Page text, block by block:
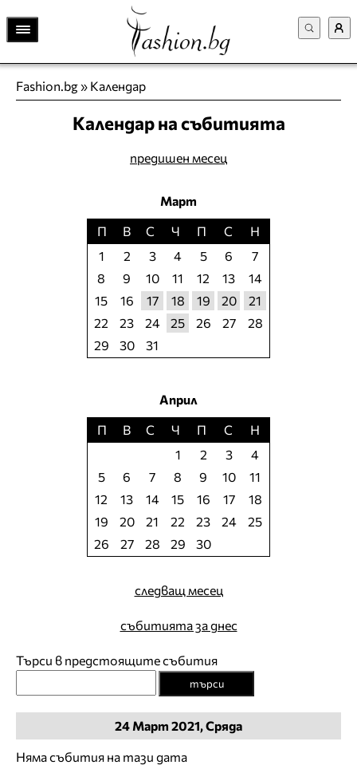
Fashion.bg» Календар
Календар на събитията
предишен месец
Март
П
В С Ч П С
Н
1
2 3 4 5 6
7
8
9 10 11 12 13
14
15
16 17 18 19 20
21
22
23 24 25 26 27
28
29
30 31
Април
П
В С Ч П С
Н
1
2 3
4
5
6 7 8 9 10
11
12
13 14 15 16 17
18
19
20 21 22 23 24
25
26
27 28 29 30
следващ месец
събитията за днес
Търси в предстоящите събития
търси
24 Март 2021, Сряда
Няма събития на тази дата